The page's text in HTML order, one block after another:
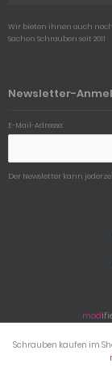
Wir bieten ihnen auch
Sachen Schrauben seit 2011
Newsletter-
E-Mail-Adresse:
Der Newsletter kann
Schrauben kaufen im
mod